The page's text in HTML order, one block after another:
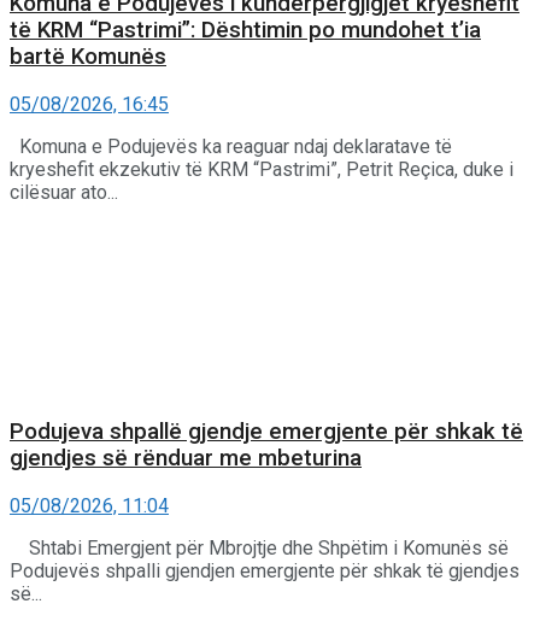
të KRM “Pastrimi”: Dështimin po mundohet t’ia
bartë Komunës
05/08/2026, 16:45
Komuna e Podujevës ka reaguar ndaj deklaratave të
kryeshefit ekzekutiv të KRM “Pastrimi”, Petrit Reçica, duke i
cilësuar ato...
Podujeva shpallë gjendje emergjente për shkak të
gjendjes së rënduar me mbeturina
05/08/2026, 11:04
Shtabi Emergjent për Mbrojtje dhe Shpëtim i Komunës së
Podujevës shpalli gjendjen emergjente për shkak të gjendjes
së...